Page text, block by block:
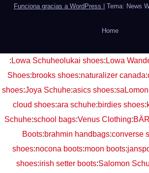
Funciona gracias a WordPress Tema: News
Home
: Lowa Schuheolukai shoes: Lowa
Shoes:brooks shoes:naturalizer canada:
shoes:Joya Schuhe:asics shoes:
cloud shoes:ara schuhe:birdies shoes:
Schuhe:school bags:Venus Clothing:
Boots:brahmin handbags:converse
shoes:nocona boots:moon boots:
shoes:irish setter boots:Salomon